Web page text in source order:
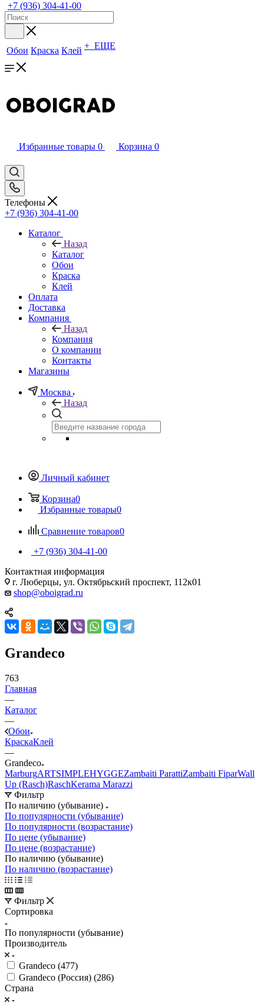
+7 (936) 304-41-00
Обои Краска Клей + ЕЩЕ
Избранные товары 0 Корзина 0
Телефоны
+7 (936) 304-41-00
Каталог
Назад
Каталог
Обои
Краска
Клей
Оплата
Доставка
Компания
Назад
Компания
О компании
Контакты
Магазины
Москва
Назад
Личный кабинет
Корзина0
Избранные товары0
Сравнение товаров0
+7 (936) 304-41-00
Контактная информация
г. Люберцы, ул. Октябрьский проспект, 112к01
shop@oboigrad.ru
Grandeco
763
Главная
—
Каталог
—
Обои
КраскаКлей
—
Grandeco
MarburgARTSIMPLEHYGGEZambaiti ParattiZambaiti FiparWall
Up (Rasch)RaschKerama Marazzi
Фильтр
По наличию (убывание)
По популярности (убывание)
По популярности (возрастание)
По цене (убывание)
По цене (возрастание)
По наличию (убывание)
По наличию (возрастание)
Фильтр
Сортировка
По популярности (убывание)
Производитель
Grandeco (477)
Grandeco (Россия) (286)
Страна